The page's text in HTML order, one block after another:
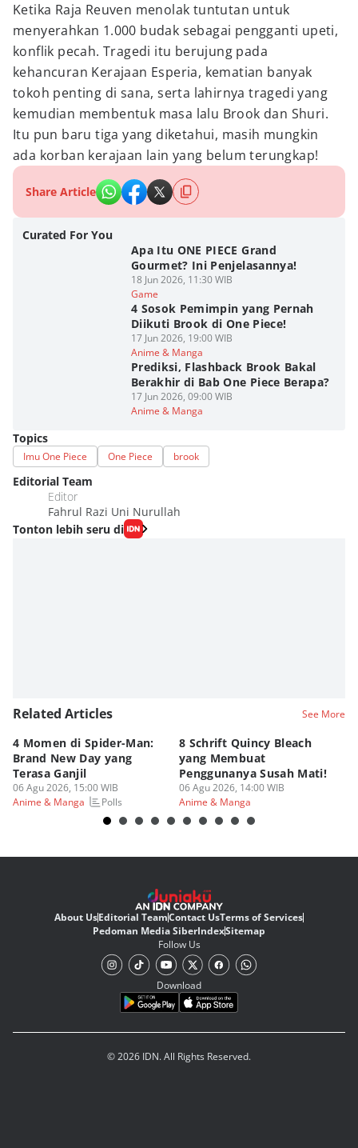
Ketika Raja Reuven menolak tuntutan untuk
menyerahkan 1.000 budak sebagai pengganti upeti,
konflik pecah. Tragedi itu berujung pada
kehancuran Kerajaan Esperia, kematian banyak
tokoh penting di sana, serta lahirnya tragedi yang
kemudian membentuk masa lalu Brook dan Shuri.
Itu pun baru tiga yang diketahui, masih mungkin
ada korban kerajaan lain yang belum terungkap!
Share Article
Curated For You
Apa Itu ONE PIECE Grand
Gourmet? Ini Penjelasannya!
18 Jun 2026, 11:30 WIB
Game
4 Sosok Pemimpin yang Pernah
Diikuti Brook di One Piece!
17 Jun 2026, 19:00 WIB
Anime & Manga
Prediksi, Flashback Brook Bakal
Berakhir di Bab One Piece Berapa?
17 Jun 2026, 09:00 WIB
Anime & Manga
Topics
Imu One Piece One Piece brook
Editorial Team
Editor
Fahrul Razi Uni Nurullah
Tonton lebih seru di
Related Articles See More
4 Momen di Spider-Man:
Brand New Day yang
Terasa Ganjil
06 Agu 2026, 15:00 WIB
Anime & Manga
Polls
8 Schrift Quincy Bleach
yang Membuat
Penggunanya Susah Mati!
06 Agu 2026, 14:00 WIB
Anime & Manga
About UsEditorial TeamContact UsTerms of Services
Pedoman Media SiberIndexSitemap
Follow Us
Download
© 2026 IDN. All Rights Reserved.